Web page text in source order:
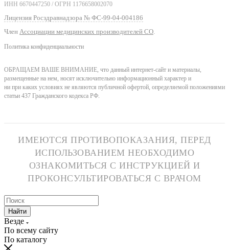
ИНН 6670447250 / ОГРН 1176658002070
Лицензия Росздравнадзора № ФС-99-04-004186
Член Ассоциации медицинских производителей СО
Политика конфиденциальности
ОБРАЩАЕМ ВАШЕ ВНИМАНИЕ, что данный интернет-сайт и материалы,
размещенные на нем, носят исключительно информационный характер и
ни при каких условиях не являются публичной офертой, определяемой положениями
статьи 437 Гражданского кодекса РФ.
ИМЕЮТСЯ ПРОТИВОПОКАЗАНИЯ, ПЕРЕД
ИСПОЛЬЗОВАНИЕМ НЕОБХОДИМО
ОЗНАКОМИТЬСЯ С ИНСТРУКЦИЕЙ И
ПРОКОНСУЛЬТИРОВАТЬСЯ С ВРАЧОМ
Найти
Везде
По всему сайту
По каталогу